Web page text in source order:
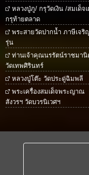
หลวงปู่ภู/ กรุวัดเงิน /สมเด็จ
กรุท้ายตลาด
พระสายวัดปากน้ำ ภาษีเจริ
รุ่น
ท่านเจ้าคุณนรรัตน์ราชมานิ
วัดเทพศิรินทร์
หลวงปู่โต๊ะ วัดประดู่ฉิมพลี
พระเครื่องสมเด็จพระญาณ
สังวรฯ วัดบวรนิเวศฯ